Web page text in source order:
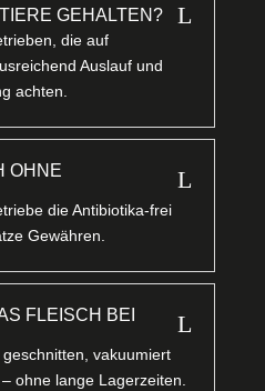
GEHALTEN? L
die auf
Auslauf und
achten.
OHNE
L
die Antibiotika-frei
Gewähren.
FLEISCH BEI
L
vakuumiert
ohne lange Lagerzeiten.